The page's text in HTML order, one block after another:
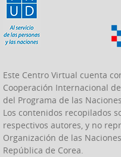
Este Centro Virtual cuenta
Cooperación Internacional
del Programa de las
Los contenidos recopilados
respectivos autores, y no
Organización de las
República de Corea.